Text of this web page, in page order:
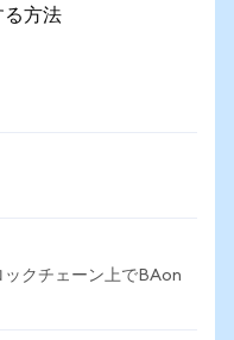
方法
クチェーン上でBAon